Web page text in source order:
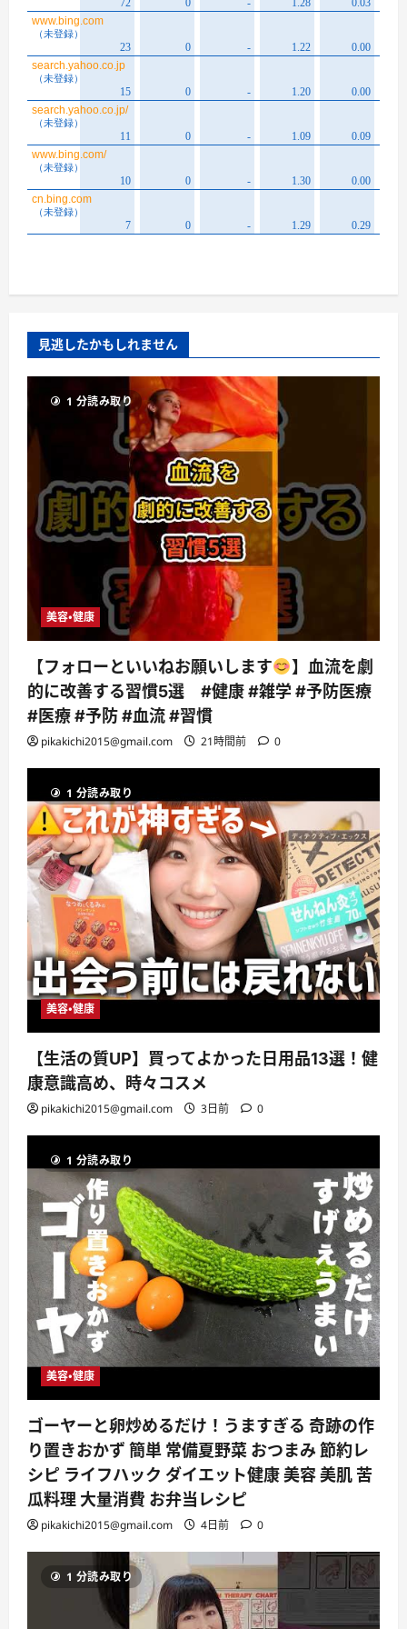
見逃したかもしれません
1 分読み取り
美容・健康
【フォローといいねお願いします
】血流を劇
的に改善する習慣5選 #健康 #雑学 #予防医療
#医療 #予防 #血流 #習慣
pikakichi2015@gmail.com 21時間前 0
1 分読み取り
美容・健康
【生活の質UP】買ってよかった日用品13選！健
康意識高め、時々コスメ
pikakichi2015@gmail.com 3日前 0
1 分読み取り
美容・健康
ゴーヤーと卵炒めるだけ！うますぎる 奇跡の作
り置きおかず 簡単 常備夏野菜 おつまみ 節約レ
シピ ライフハック ダイエット健康 美容 美肌 苦
瓜料理 大量消費 お弁当レシピ
pikakichi2015@gmail.com 4日前 0
1 分読み取り